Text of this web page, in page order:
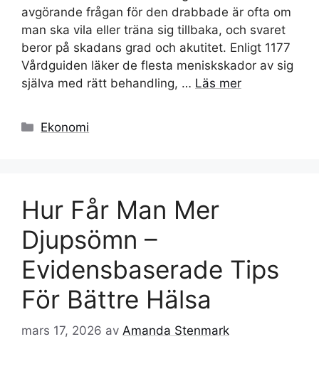
avgörande frågan för den drabbade är ofta om
man ska vila eller träna sig tillbaka, och svaret
beror på skadans grad och akutitet. Enligt 1177
Vårdguiden läker de flesta meniskskador av sig
själva med rätt behandling, … Läs mer
Kategorier
Ekonomi
Hur Får Man Mer
Djupsömn –
Evidensbaserade Tips
För Bättre Hälsa
mars 17, 2026 av Amanda Stenmark